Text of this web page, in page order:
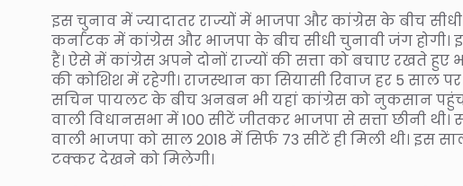
इस चुनाव में ज्यादातर राज्यों में भाजपा और कांग्रेस के बीच
कर्नाटक में कांग्रेस और भाजपा के बीच सीधी चुनावी जंग होगी।
हैं। ऐसे में कांग्रेस अपने दोनों राज्यों की सत्ता को बचाए रखते
की कोशिश में रहेगी। राजस्थान का सियासी रिवाज हर 5 साल
सचिन पायलट के बीच अनबन भी यहां कांग्रेस को नुकसान
वाली विधानसभा में 100 सीटें जीतकर भाजपा से सत्ता छीनी
वाली भाजपा को साल 2018 में सिर्फ 73 सीटें ही मिली थी।
टक्कर देखने को मिलेगी।